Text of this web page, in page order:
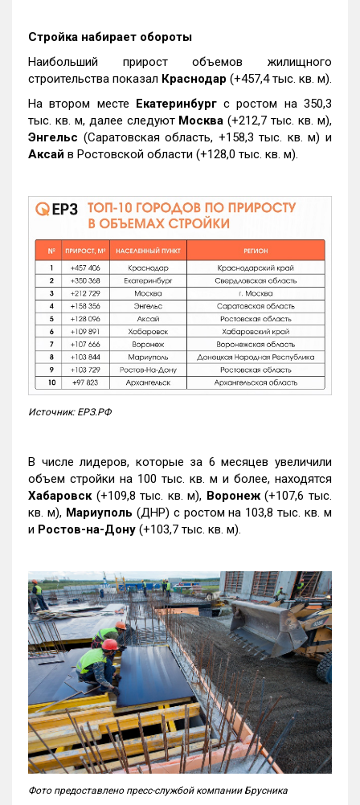
Стройка набирает обороты
Наибольший прирост объемов жилищного
строительства показал Краснодар (+457,4 тыс. кв. м).
На втором месте Екатеринбургс ростом на 350,3
тыс. кв. м, далее следуют Москва (+212,7 тыс. кв. м),
Энгельс (Саратовская область, +158,3 тыс. кв. м) и
Аксай в Ростовской области (+128,0 тыс. кв. м).
Источник: ЕРЗ.РФ
В числе лидеров, которые за 6 месяцев увеличили
объем стройки на 100 тыс. кв. м и более, находятся
Хабаровск (+109,8 тыс. кв. м), Воронеж(+107,6 тыс.
кв. м), Мариуполь (ДНР) с ростом на 103,8 тыс. кв. м
и Ростов-на-Дону (+103,7 тыс. кв. м).
Фото предоставлено пресс-службой компании Брусника